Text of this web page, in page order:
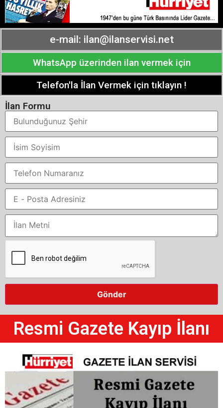
e-mail: ilan@ilanservisi.net
WhatsApp üzerinden ilan vermek için
Telefon'la İlan Vermek için tıklayın !
İlan Formu
Resmi Gazete Kayıp İlanı